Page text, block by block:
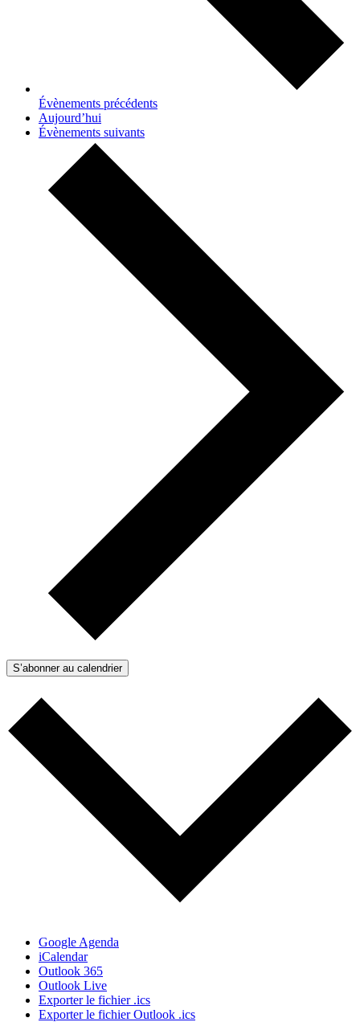
Évènements précédents
Aujourd’hui
Évènements suivants
S’abonner au calendrier
Google Agenda
iCalendar
Outlook 365
Outlook Live
Exporter le fichier .ics
Exporter le fichier Outlook .ics